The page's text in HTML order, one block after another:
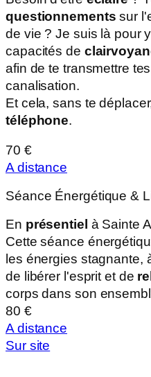
questionnements sur
de vie ? Je suis là pour
capacités de
afin de te transmettre
canalisation.
Et cela, sans te
téléphone.
70 €
A distance
Séance Énergétique &
En présentiel à Sainte
Cette séance
les énergies stagnante,
de libérer l'esprit et de
corps dans son
80 €
A distance
Sur site